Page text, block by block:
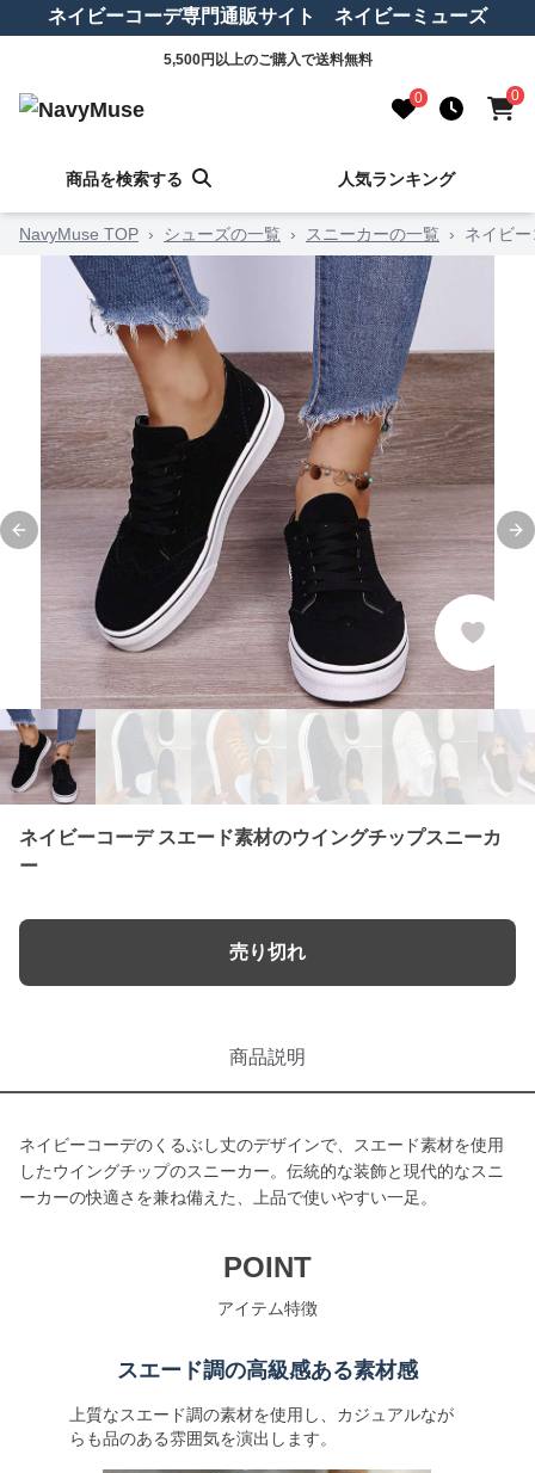
ネイビーコーデ専門通販サイト ネイビーミューズ
5,500円以上のご購入で送料無料
0 0
商品を検索する 人気ランキング
NavyMuse TOP › シューズの一覧 › スニーカーの一覧 › ネイビ
Previous slide
ネイビーコーデ スエード素材のウイングチップスニーカ
ー
売り切れ
商品説明
ネイビーコーデのくるぶし丈のデザインで、スエード素材を使用
したウイングチップのスニーカー。伝統的な装飾と現代的なスニ
ーカーの快適さを兼ね備えた、上品で使いやすい一足。
POINT
アイテム特徴
スエード調の高級感ある素材感
上質なスエード調の素材を使用し、カジュアルなが
らも品のある雰囲気を演出します。